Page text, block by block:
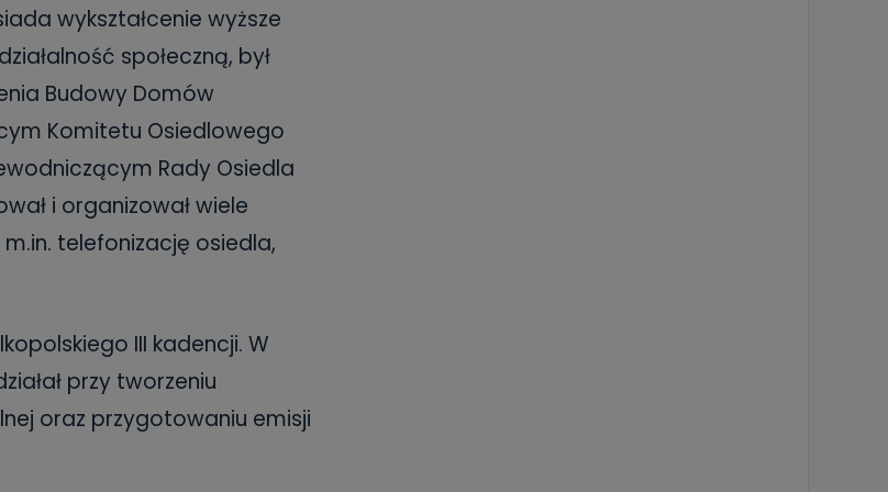
wykształcenie wyższe
społeczną, był
Budowy Domów
Komitetu Osiedlowego
Rady Osiedla
i organizował wiele
telefonizację osiedla,
III kadencji. W
przy tworzeniu
oraz przygotowaniu emisji